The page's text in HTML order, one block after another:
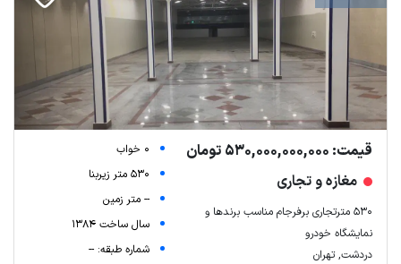
قیمت: 530,000,000,000 تومان
مغازه و تجاری
۵۳۰ مترتجاری برفرجام مناسب برندها و
نمایشگاه خودرو
دردشت, تهران
0 خواب
530 متر زیربنا
-- متر زمین
سال ساخت 1384
شماره طبقه: --